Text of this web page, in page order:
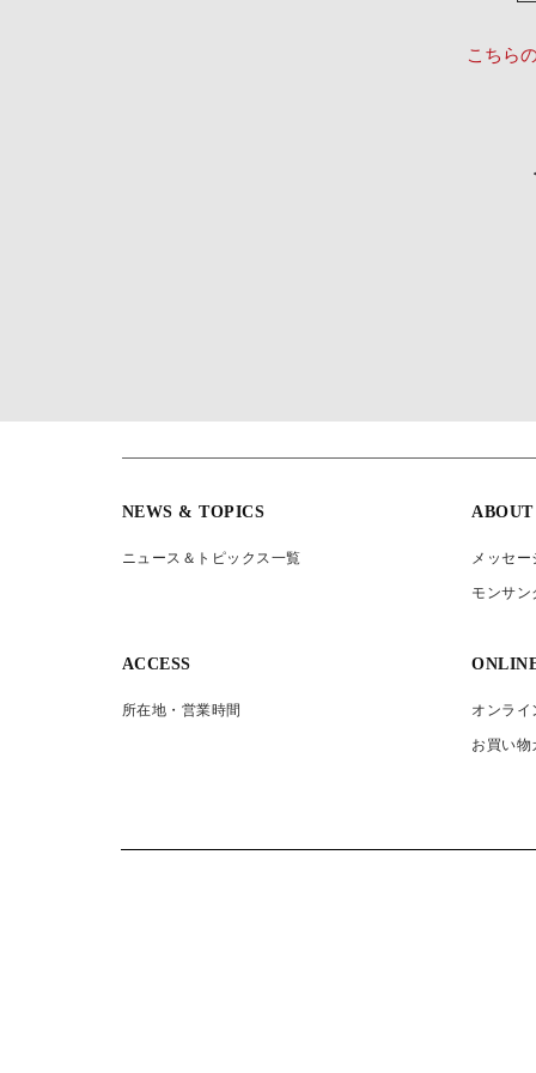
こちら
NEWS & TOPICS
ニュース＆トピックス一覧
ABOUT
メッセー
モンサン
ACCESS
所在地・営業時間 オンライ
お買い物